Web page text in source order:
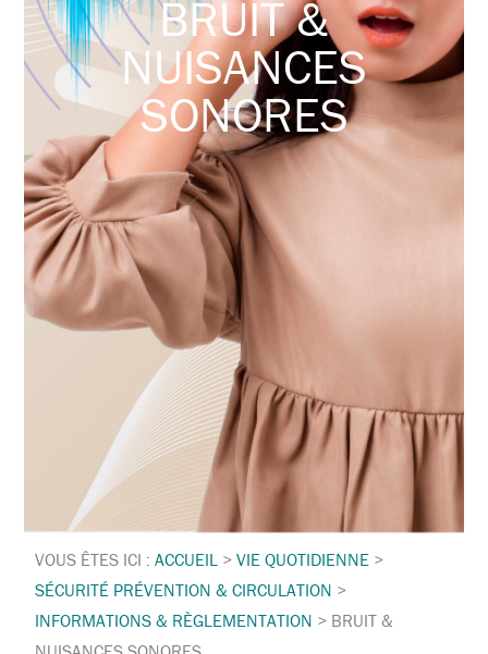
BRUIT &
NUISANCES
SONORES
VOUS ÊTES ICI :ACCUEIL >VIE QUOTIDIENNE >
SÉCURITÉ PRÉVENTION & CIRCULATION >
INFORMATIONS & RÈGLEMENTATION > BRUIT &